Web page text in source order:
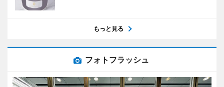
もっと見る
フォトフラッシュ